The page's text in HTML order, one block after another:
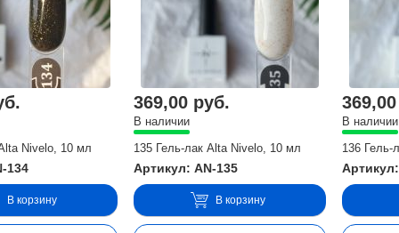
Nivelo, 10 мл
134
В корзину
369,00 руб.
В наличии
135 Гель-лак Alta Nivelo, 10 мл
Артикул: AN-135
В корзину
В наличии
136 Гель-